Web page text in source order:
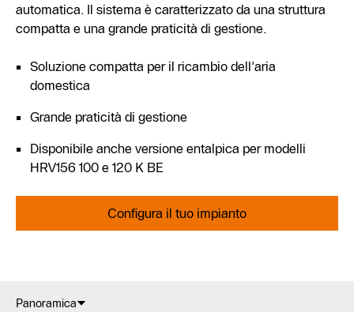
automatica. Il sistema è caratterizzato da una struttura
compatta e una grande praticità di gestione.
Soluzione compatta per il ricambio dell'aria
domestica
Grande praticità di gestione
Disponibile anche versione entalpica per modelli
HRV156 100 e 120 K BE
Configura il tuo impianto
Panoramica